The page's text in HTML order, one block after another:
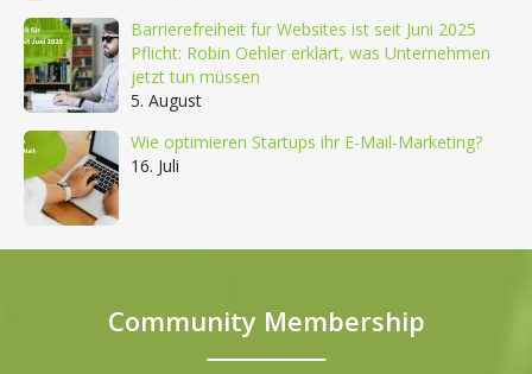
Barrierefreiheit für Websites ist seit Juni 2025
Pflicht: Robin Oehler erklärt, was Unternehmen
jetzt tun müssen
5. August
Wie optimieren Startups ihr E-Mail-Marketing?
16. Juli
Community Membership